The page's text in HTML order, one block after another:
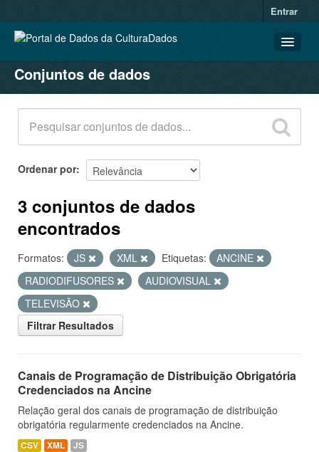
Entrar
CONJUNTOS DE DADOS
ORGANIZAÇÕES
GRUPOS
SOBRE
Conjuntos de dados
Ordenar por
3 conjuntos de dados
encontrados
Formatos: JS XML Etiquetas:
ANCINE
RADIODIFUSORES
AUDIOVISUAL
TELEVISÃO
Filtrar Resultados
Canais de Programação de Distribuição Obrigatória
Credenciados na Ancine
Relação geral dos canais de programação de distribuição
obrigatória regularmente credenciados na Ancine.
CSV XML JS